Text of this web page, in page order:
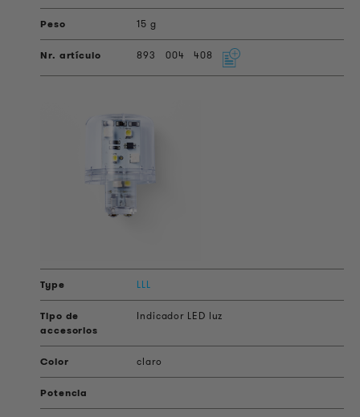
15 g
893 004 408
LLL
Indicador LED luz
claro